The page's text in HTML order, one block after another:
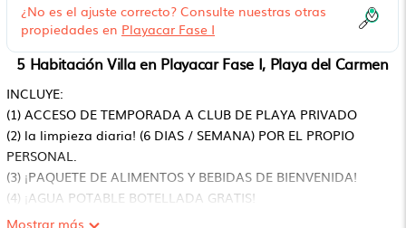
¿No es el ajuste correcto? Consulte nuestras otras
propiedades en Playacar Fase I
5 Habitación Villa en Playacar Fase I, Playa del Carmen
INCLUYE:
(1) ACCESO DE TEMPORADA A CLUB DE PLAYA PRIVADO
(2) la limpieza diaria! (6 DIAS / SEMANA) POR EL PROPIO
PERSONAL.
(3) ¡PAQUETE DE ALIMENTOS Y BEBIDAS DE BIENVENIDA!
(4) ¡AGUA POTABLE BOTELLADA GRATIS!
(5) PRODUCTOS DE LIBRO LIBRE: T. P KLEENEX, ROLLOS DE
Mostrar más